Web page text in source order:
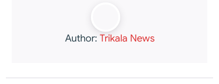
Author: Trikala News